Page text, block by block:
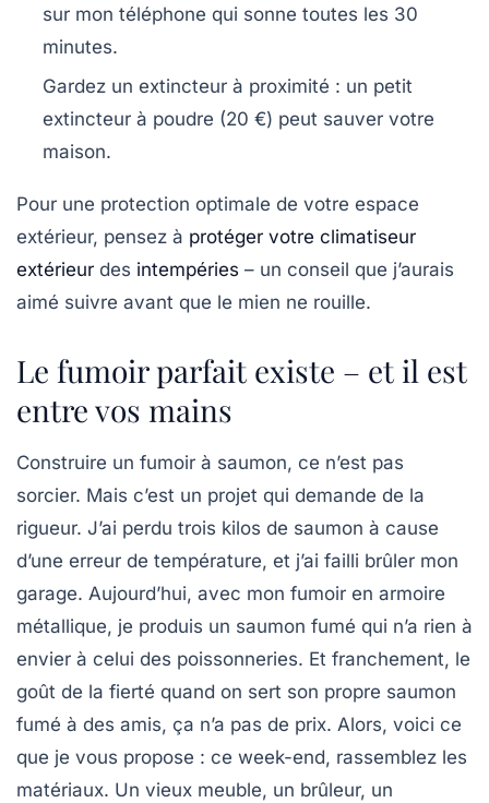
sur mon téléphone qui sonne toutes les 30
minutes.
Gardez un extincteur à proximité : un petit
extincteur à poudre (20 €) peut sauver votre
maison.
Pour une protection optimale de votre espace
extérieur, pensez à protéger votre climatiseur
extérieur des intempéries – un conseil que j’aurais
aimé suivre avant que le mien ne rouille.
Le fumoir parfait existe – et il est
entre vos mains
Construire un fumoir à saumon, ce n’est pas
sorcier. Mais c’est un projet qui demande de la
rigueur. J’ai perdu trois kilos de saumon à cause
d’une erreur de température, et j’ai failli brûler mon
garage. Aujourd’hui, avec mon fumoir en armoire
métallique, je produis un saumon fumé qui n’a rien à
envier à celui des poissonneries. Et franchement, le
goût de la fierté quand on sert son propre saumon
fumé à des amis, ça n’a pas de prix. Alors, voici ce
que je vous propose : ce week-end, rassemblez les
matériaux. Un vieux meuble, un brûleur, un